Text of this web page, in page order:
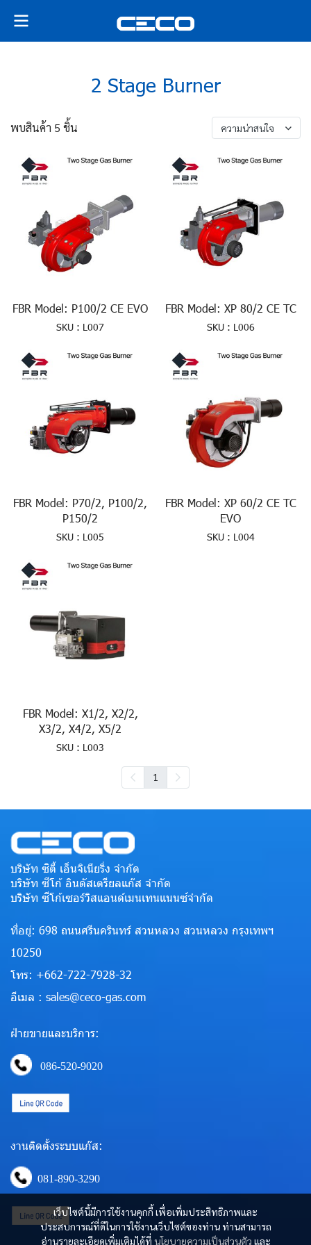
2 Stage Burner
พบสินค้า 5 ชิ้น ความน่าสนใจ
FBR Model: P100/2 CE EVO
SKU : L007
FBR Model: XP 80/2 CE TC
SKU : L006
FBR Model: P70/2, P100/2,
P150/2
SKU : L005
FBR Model: XP 60/2 CE TC
EVO
SKU : L004
FBR Model: X1/2, X2/2,
X3/2, X4/2, X5/2
SKU : L003
1
เว็บไซต์นี้มีการใช้งานคุกกี้ เพื่อเพิ่มประสิทธิภาพและ
ประสบการณ์ที่ดีในการใช้งานเว็บไซต์ของท่าน ท่านสามารถ
อ่านรายละเอียดเพิ่มเติมได้ที่ นโยบายความเป็นส่วนตัว และ
บริษัท ซิตี้ เอ็นจิเนียริ่ง จำกัด
บริษัท ซีโก้ อินดัสเตรียลแก๊ส จำกัด
บริษัท ซีโก้เซอร์วิสแอนด์เมนเทนแนนซ์จำกัด
ที่อยู่: 698 ถนนศรีนครินทร์ สวนหลวง สวนหลวง กรุงเทพฯ
10250
โทร: +662-722-7928-32
อีเมล : sales@ceco-gas.com
ฝ่ายขายและบริการ:
086-520-9020
งานติดตั้งระบบแก๊ส:
081-890-3290